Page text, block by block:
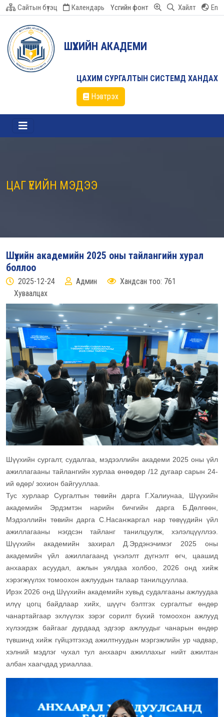
Сайтын бүтэц Календарь Үсгийн фонт Хайлт En
ШҮҮХИЙН АКАДЕМИ
ЦАХИМ СУРГАЛТЫН СИСТЕМД ХАНДАХ
Нэвтрэх
ЦАГ ҮЕИЙН МЭДЭЭ
Шүүхийн академийн 2025 оны тайлангийн хурал
боллоо
2025-12-24 Админ
Хандсан тоо: 761
Хуваалцах
Шүүхийн сургалт, судалгаа, мэдээллийн академи 2025 оны үйл
ажиллагааны тайлангийн хурлаа өнөөдөр /12 дугаар сарын 24-
ий өдөр/ зохион байгууллаа.
Тус хурлаар Сургалтын төвийн дарга Г.Халиунаа, Шүүхийн
академийн Эрдэмтэн нарийн бичгийн дарга Б.Дөлгөөн,
Мэдээллийн төвийн дарга С.Насанжаргал нар төвүүдийн үйл
ажиллагааны нэгдсэн тайланг танилцуулж, хэлэлцүүллээ.
Шүүхийн академийн захирал Д.Эрдэнэчимэг 2025 оны
академийн үйл ажиллагаанд үнэлэлт дүгнэлт өгч, цаашид
анхаарах асуудал, ажлын уялдаа холбоо, 2026 онд хийж
хэрэгжүүлэх томоохон ажлуудын талаар танилцууллаа.
Ирэх 2026 онд Шүүхийн академийн хувьд судалгааны ажлуудаа
илүү цогц байдлаар хийх, шүүгч бэлтгэх сургалтыг өндөр
чанартайгаар эхлүүлэх зэрэг сорилт бүхий томоохон ажлууд
хүлээгдэж байгааг дурдаад эдгээр ажлуудыг чанарын өндөр
түвшинд хийж гүйцэтгэхэд ажилтнуудын мэргэжлийн ур чадвар,
хэлний мэдлэг чухал тул анхаарч ажиллахыг нийт ажилтан
албан хаагчдад уриаллаа.